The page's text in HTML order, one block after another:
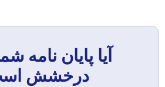
آیا پایان نامه
درخشش